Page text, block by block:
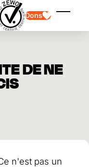
Dons
DE NE
n'est pas un